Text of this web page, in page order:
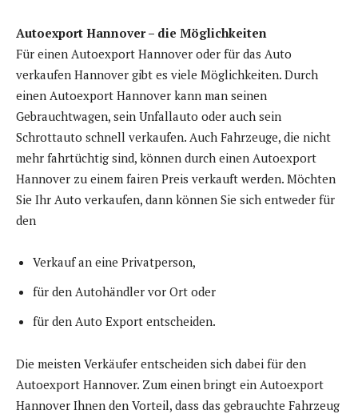
Autoexport Hannover – die Möglichkeiten
Für einen Autoexport Hannover oder für das Auto
verkaufen Hannover gibt es viele Möglichkeiten. Durch
einen Autoexport Hannover kann man seinen
Gebrauchtwagen, sein Unfallauto oder auch sein
Schrottauto schnell verkaufen. Auch Fahrzeuge, die nicht
mehr fahrtüchtig sind, können durch einen Autoexport
Hannover zu einem fairen Preis verkauft werden. Möchten
Sie Ihr Auto verkaufen, dann können Sie sich entweder für
den
Verkauf an eine Privatperson,
für den Autohändler vor Ort oder
für den Auto Export entscheiden.
Die meisten Verkäufer entscheiden sich dabei für den
Autoexport Hannover. Zum einen bringt ein Autoexport
Hannover Ihnen den Vorteil, dass das gebrauchte Fahrzeug